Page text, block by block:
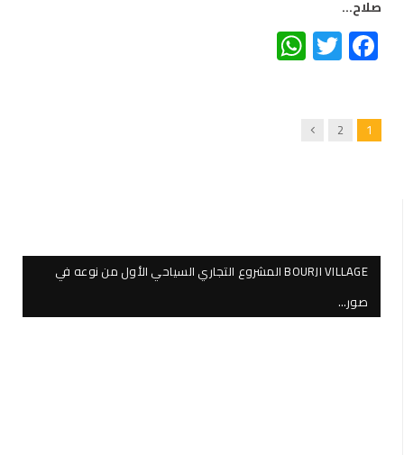
صلاح…
Facebook
Twitter
1
2
Next
BOURJI VILLAGE المشروع التجاري السياحي الأول من نوعه في
صور…